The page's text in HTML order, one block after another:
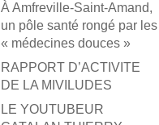
À Amfreville-Saint-Amand,
un pôle santé rongé par les
« médecines douces »
RAPPORT D’ACTIVITE
DE LA MIVILUDES
LE YOUTUBEUR